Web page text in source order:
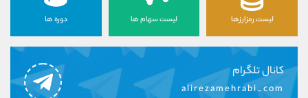
لیست رمزارزها لیست سهام ها دوره ها
کانال تلگرام
alirezamehrabi_com